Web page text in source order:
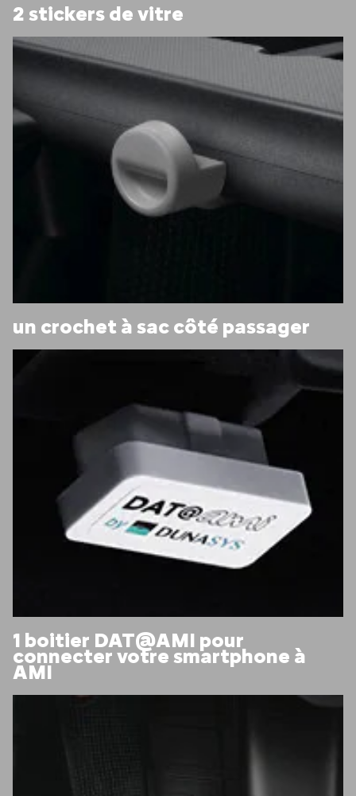
2 stickers de vitre
un crochet à sac côté passager
1 boitier DAT@AMI pour
connecter votre smartphone à
AMI